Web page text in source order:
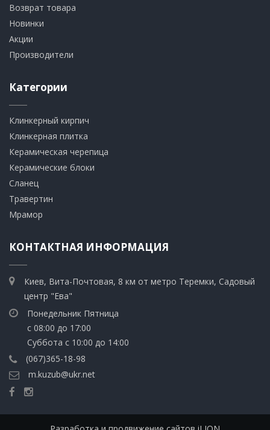
Возврат товара
Новинки
Акции
Производители
Категории
Клинкерный кирпич​
​Клинкерная плитка
​Керамическая черепица
​Керамические блоки
​Сланец
Травертин​
​Мрамор
КОНТАКТНАЯ ИНФОРМАЦИЯ
Киев, Вита-Почтовая, 8 км от метро Теремки, Садовый
центр "Ева"
Понедельник Пятница
с 08:00 до 17:00
Суббота с 10:00 до 14:00
(067)365-18-98
m.kuzub@ukr.net